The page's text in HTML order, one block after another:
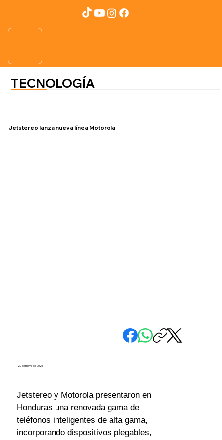
TECNOLOGÍA
Jetstereo lanza nueva línea Motorola
29 de mayo de 2026
Jetstereo y Motorola presentaron en
Honduras una renovada gama de
teléfonos inteligentes de alta gama,
incorporando dispositivos plegables,